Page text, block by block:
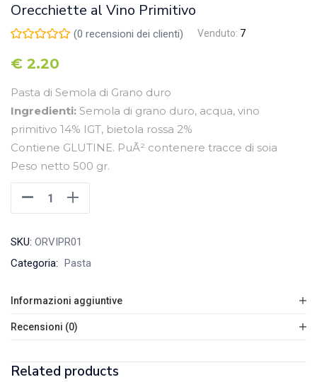
Orecchiette al Vino Primitivo
(0 recensioni dei clienti) Venduto: 7
€ 2.20
Pasta di Semola di Grano duro
Ingredienti: Semola di grano duro, acqua, vino
primitivo 14% IGT, bietola rossa 2%
Contiene GLUTINE. PuÃ² contenere tracce di soia
Peso netto 500 gr.
SKU: ORVIPR01
Categoria: Pasta
Informazioni aggiuntive
Recensioni (0)
Related products